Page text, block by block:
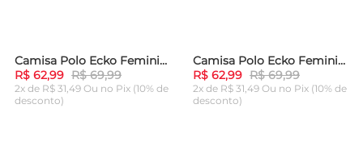
-10%Camisa Polo Ecko Feminina Boche Preta
R$ 62,99 R$ 69,99
2x de R$ 31,49 Ou no Pix (10% de
desconto)
-10%Camisa Polo Ecko Feminina Boche Cinza Mescla
R$ 62,99 R$ 69,99
2x de R$ 31,49 Ou no Pix (10% de
desconto)